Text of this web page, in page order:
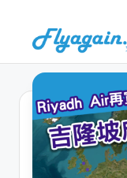
content
飛
啦